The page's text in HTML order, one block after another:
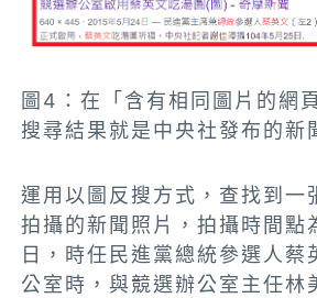
圖4：在「含有相同圖片的網
搜尋結果就是中央社發布的新
運用以圖反搜方式，查找到一
拍攝的新聞照片，拍攝時間
日，時任民進黨總統參選人蔡
公室時，與競選辦公室主任林